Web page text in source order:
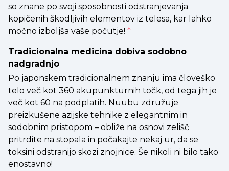
so znane po svoji sposobnosti odstranjevanja
kopičenih škodljivih elementov iz telesa, kar lahko
močno izboljša vaše počutje! *
Tradicionalna medicina dobiva sodobno
nadgradnjo
Po japonskem tradicionalnem znanju ima človeško
telo več kot 360 akupunkturnih točk, od tega jih je
več kot 60 na podplatih. Nuubu združuje
preizkušene azijske tehnike z elegantnim in
sodobnim pristopom – obliže na osnovi zelišč
pritrdite na stopala in počakajte nekaj ur, da se
toksini odstranijo skozi znojnice. Še nikoli ni bilo tako
enostavno!